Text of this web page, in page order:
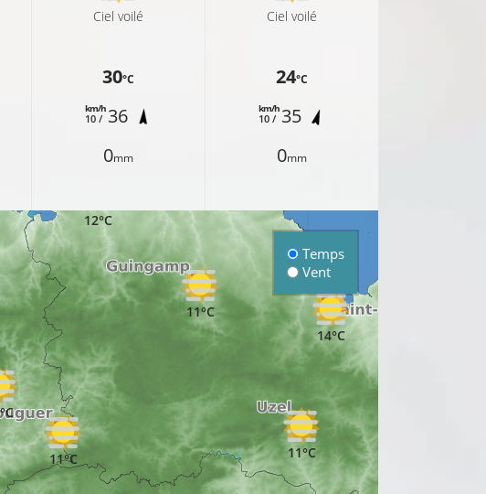
Ciel voilé
30°C
10 /
km/h 36
0mm
Ciel voilé
24°C
10 /
km/h 35
0mm
11°C
11°C
12°C
14°C
11°C
Temps
Vent